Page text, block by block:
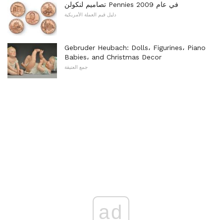
تصاميم لنكولن Pennies في عام 2009
دليل قيم العملة الأمريكية
Gebruder Heubach: Dolls، Figurines، Piano
Babies، and Christmas Decor
جمع العتيقة
ad